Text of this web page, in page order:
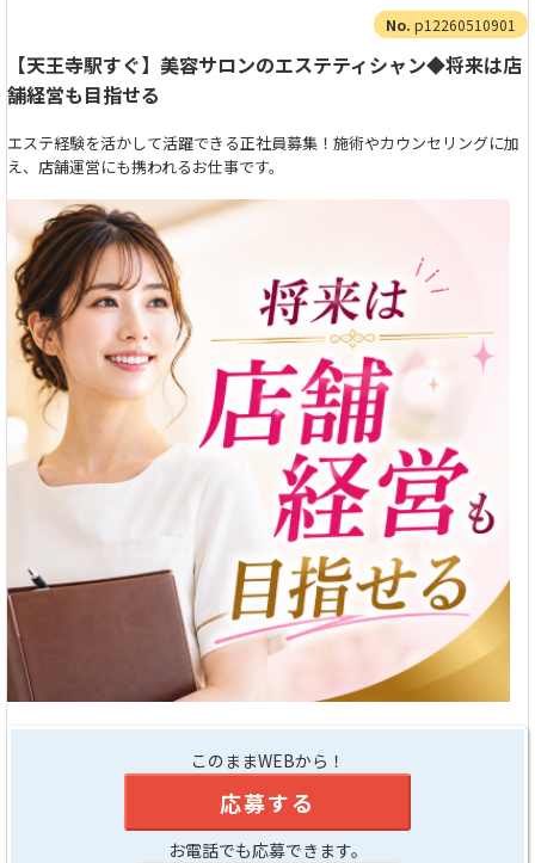
p12260510901
【天王寺駅すぐ】美容サロンのエステティシャン◆将来は店
舗経営も目指せる
エステ経験を活かして活躍できる正社員募集！施術やカウンセリングに加
え、店舗運営にも携われるお仕事です。
このままWEBから！
応募する
お電話でも応募できます。